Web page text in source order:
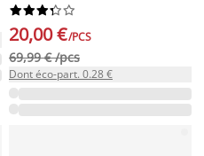






20,00 €/PCS
69,99 € /pcs
Dont éco-part. 0.28 €